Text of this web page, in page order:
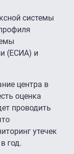
системы
(ЕСИА) и
центра в
оценка
проводить
утечек
год.